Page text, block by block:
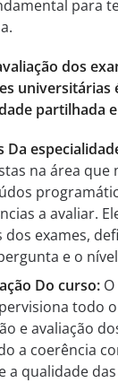
para
dos
universitárias
partilhada
Da
na área
a avaliar.
dos exames,
e o
Do curso:
todo
e avaliação
a coerência
a qualidade